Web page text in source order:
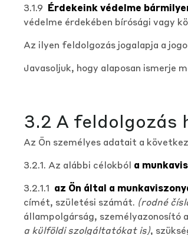
3.1.9 Érdekeink védelme
védelme érdekében bírósági vagy
Az ilyen feldolgozás jogalapja a
Javasoljuk, hogy alaposan ismerje
3.2 A feldolgozás
Az Ön személyes adatait a
3.2.1. Az alábbi célokból a
3.2.1.1 az Ön által a
címét, születési számát. (rodné
állampolgárság, személyazonosító
a külföldi szolgáltatókat is),